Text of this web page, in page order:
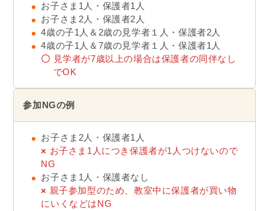
お子さま1人・保護者1人
お子さま2人・保護者2人
4歳の子1人＆2歳の見学者１人・保護者2人
4歳の子1人＆7歳の見学者１人・保護者1人
〇 見学者が7歳以上の場合は保護者の同伴なし
でOK
参加NGの例
お子さま2人・保護者1人
× お子さま1人につき保護者が1人つけないので
NG
お子さま1人・保護者なし
× 親子参加型のため、教室中に保護者が買い物
にいくなどはNG